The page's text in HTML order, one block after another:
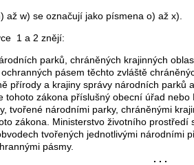
až w) se označují jako písmena o) až x).
1 a 2 znějí:
parků, chráněných krajinných
pásem těchto zvláště
přírody a krajiny správy národních parků
tohoto zákona příslušný obecní úřad
tvořené národními parky, chráněnými
zákona. Ministerstvo životního
tvořených jednotlivými národními
pásmy.
. . .